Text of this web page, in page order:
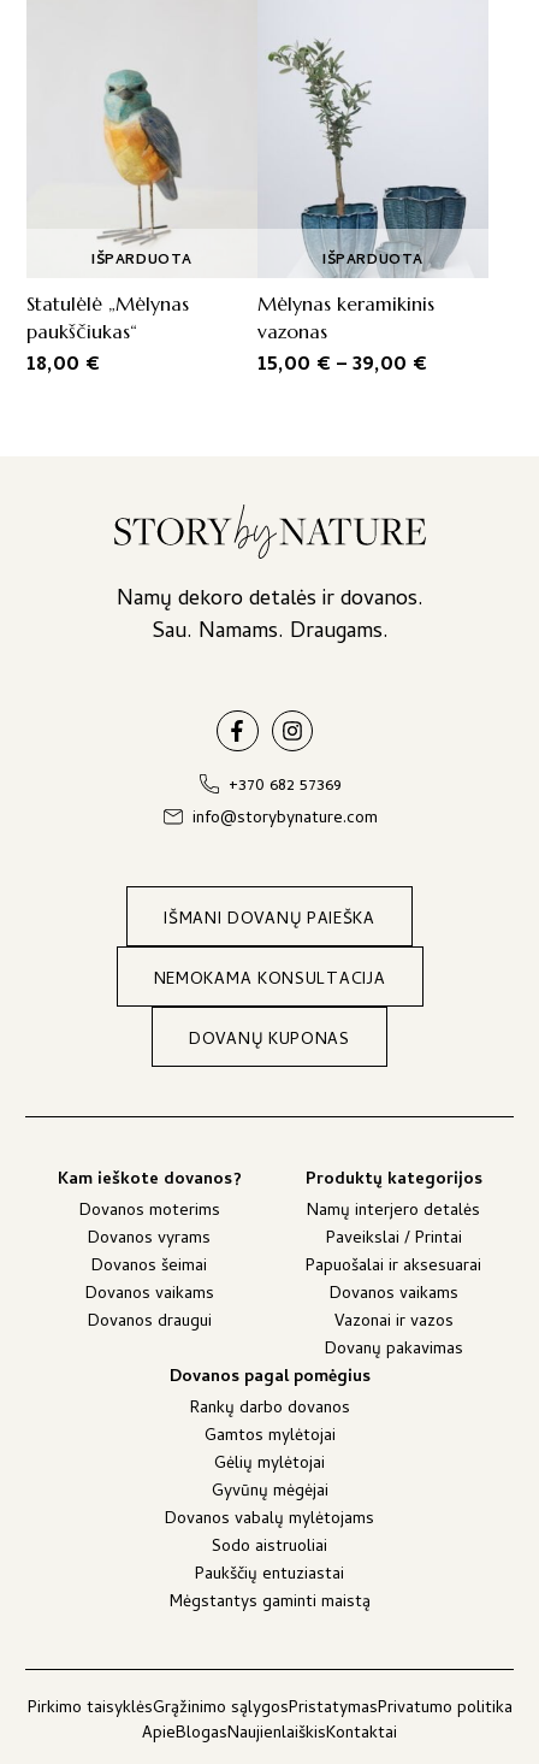
Statulėlė „Mėlynas
paukščiukas“
18,00 €
IŠPARDUOTA
Mėlynas keramikinis
vazonas
15,00 € –39,00 €
IŠPARDUOTA
has
multiple
variants.
chosen
the
product
page
Namų dekoro detalės ir dovanos.
Sau. Namams. Draugams.
+370 682 57369
info@storybynature.com
IŠMANI DOVANŲ PAIEŠKA
NEMOKAMA KONSULTACIJA
DOVANŲ KUPONAS
Kam ieškote dovanos?
Dovanos moterims
Dovanos vyrams
Dovanos šeimai
Dovanos vaikams
Dovanos draugui
Produktų kategorijos
Namų interjero detalės
Paveikslai / Printai
Papuošalai ir aksesuarai
Dovanos vaikams
Vazonai ir vazos
Dovanų pakavimas
Dovanos pagal pomėgius
Rankų darbo dovanos
Gamtos mylėtojai
Gėlių mylėtojai
Gyvūnų mėgėjai
Dovanos vabalų mylėtojams
Sodo aistruoliai
Paukščių entuziastai
Mėgstantys gaminti maistą
Pirkimo taisyklėsGrąžinimo sąlygosPristatymasPrivatumo politika
ApieBlogasNaujienlaiškisKontaktai